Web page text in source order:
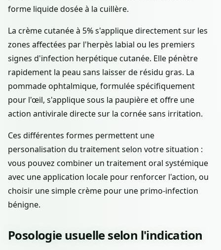
forme liquide dosée à la cuillère.
La crème cutanée à 5% s'applique directement sur les
zones affectées par l'herpès labial ou les premiers
signes d'infection herpétique cutanée. Elle pénètre
rapidement la peau sans laisser de résidu gras. La
pommade ophtalmique, formulée spécifiquement
pour l'œil, s'applique sous la paupière et offre une
action antivirale directe sur la cornée sans irritation.
Ces différentes formes permettent une
personalisation du traitement selon votre situation :
vous pouvez combiner un traitement oral systémique
avec une application locale pour renforcer l'action, ou
choisir une simple crème pour une primo-infection
bénigne.
Posologie usuelle selon l'indication